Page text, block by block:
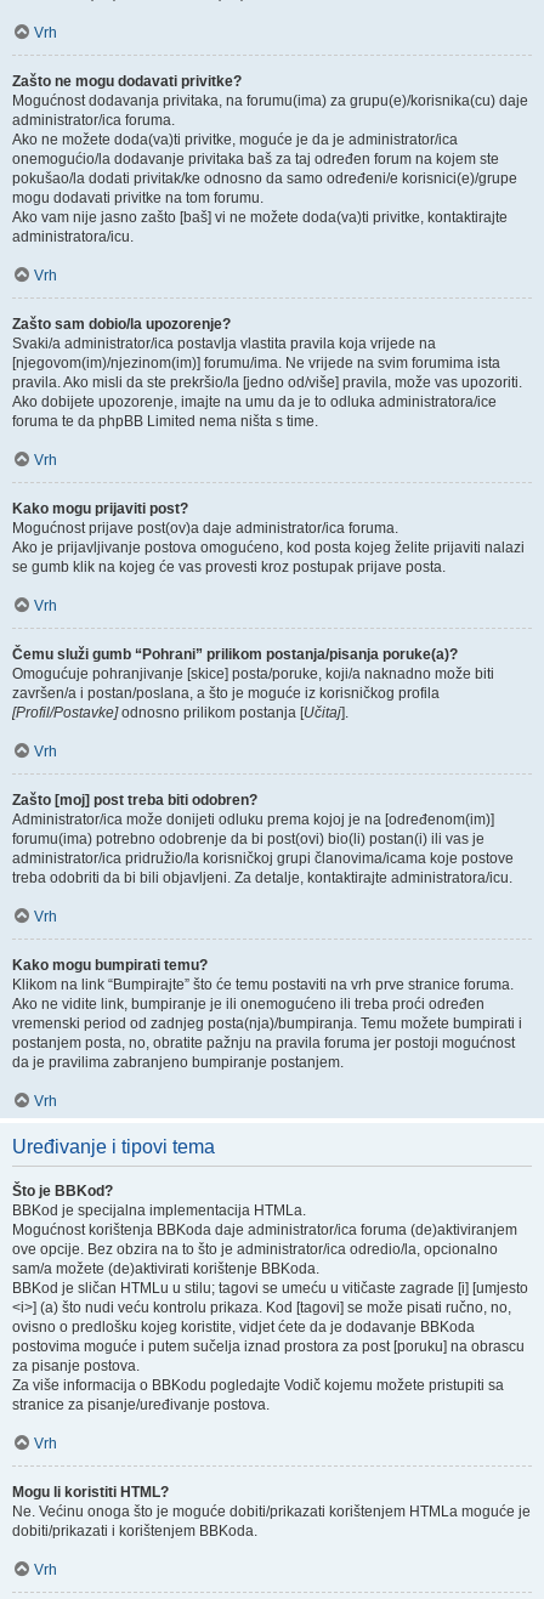
Vrh
Zašto ne mogu dodavati privitke?
Mogućnost dodavanja privitaka, na forumu(ima) za grupu(e)/korisnika(cu) daje
administrator/ica foruma.
Ako ne možete doda(va)ti privitke, moguće je da je administrator/ica
onemogućio/la dodavanje privitaka baš za taj određen forum na kojem ste
pokušao/la dodati privitak/ke odnosno da samo određeni/e korisnici(e)/grupe
mogu dodavati privitke na tom forumu.
Ako vam nije jasno zašto [baš] vi ne možete doda(va)ti privitke, kontaktirajte
administratora/icu.
Vrh
Zašto sam dobio/la upozorenje?
Svaki/a administrator/ica postavlja vlastita pravila koja vrijede na
[njegovom(im)/njezinom(im)] forumu/ima. Ne vrijede na svim forumima ista
pravila. Ako misli da ste prekršio/la [jedno od/više] pravila, može vas upozoriti.
Ako dobijete upozorenje, imajte na umu da je to odluka administratora/ice
foruma te da phpBB Limited nema ništa s time.
Vrh
Kako mogu prijaviti post?
Mogućnost prijave post(ov)a daje administrator/ica foruma.
Ako je prijavljivanje postova omogućeno, kod posta kojeg želite prijaviti nalazi
se gumb klik na kojeg će vas provesti kroz postupak prijave posta.
Vrh
Čemu služi gumb “Pohrani” prilikom postanja/pisanja poruke(a)?
Omogućuje pohranjivanje [skice] posta/poruke, koji/a naknadno može biti
završen/a i postan/poslana, a što je moguće iz korisničkog profila
[Profil/Postavke]odnosno prilikom postanja [Učitaj].
Vrh
Zašto [moj] post treba biti odobren?
Administrator/ica može donijeti odluku prema kojoj je na [određenom(im)]
forumu(ima) potrebno odobrenje da bi post(ovi) bio(li) postan(i) ili vas je
administrator/ica pridružio/la korisničkoj grupi članovima/icama koje postove
treba odobriti da bi bili objavljeni. Za detalje, kontaktirajte administratora/icu.
Vrh
Kako mogu bumpirati temu?
Klikom na link “Bumpirajte” što će temu postaviti na vrh prve stranice foruma.
Ako ne vidite link, bumpiranje je ili onemogućeno ili treba proći određen
vremenski period od zadnjeg posta(nja)/bumpiranja. Temu možete bumpirati i
postanjem posta, no, obratite pažnju na pravila foruma jer postoji mogućnost
da je pravilima zabranjeno bumpiranje postanjem.
Vrh
Uređivanje i tipovi tema
Što je BBKod?
BBKod je specijalna implementacija HTMLa.
Mogućnost korištenja BBKoda daje administrator/ica foruma (de)aktiviranjem
ove opcije. Bez obzira na to što je administrator/ica odredio/la, opcionalno
sam/a možete (de)aktivirati korištenje BBKoda.
BBKod je sličan HTMLu u stilu; tagovi se umeću u vitičaste zagrade [i] [umjesto
<i>] (a) što nudi veću kontrolu prikaza. Kod [tagovi] se može pisati ručno, no,
ovisno o predlošku kojeg koristite, vidjet ćete da je dodavanje BBKoda
postovima moguće i putem sučelja iznad prostora za post [poruku] na obrascu
za pisanje postova.
Za više informacija o BBKodu pogledajte Vodič kojemu možete pristupiti sa
stranice za pisanje/uređivanje postova.
Vrh
Mogu li koristiti HTML?
Ne. Većinu onoga što je moguće dobiti/prikazati korištenjem HTMLa moguće je
dobiti/prikazati i korištenjem BBKoda.
Vrh